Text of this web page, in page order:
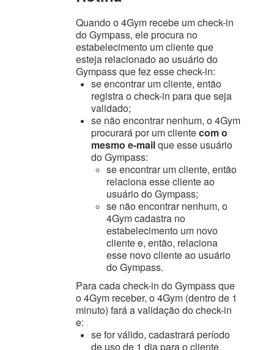
Quando o 4Gym recebe um check-in
do Gympass, ele procura no
estabelecimento um cliente que
esteja relacionado ao usuário do
Gympass que fez esse check-in:
se encontrar um cliente, então
registra o check-in para que seja
validado;
se não encontrar nenhum, o 4Gym
procurará por um clientecom o
mesmo e-mailque esse usuário
do Gympass:
se encontrar um cliente, então
relaciona esse cliente ao
usuário do Gympass;
se não encontrar nenhum, o
4Gym cadastra no
estabelecimento um novo
cliente e, então, relaciona
esse novo cliente ao usuário
do Gympass.
Para cada check-in do Gympass que
o 4Gym receber, o 4Gym (dentro de 1
minuto) fará a validação do check-in
e:
se for válido, cadastrará período
de uso de 1 dia para o cliente